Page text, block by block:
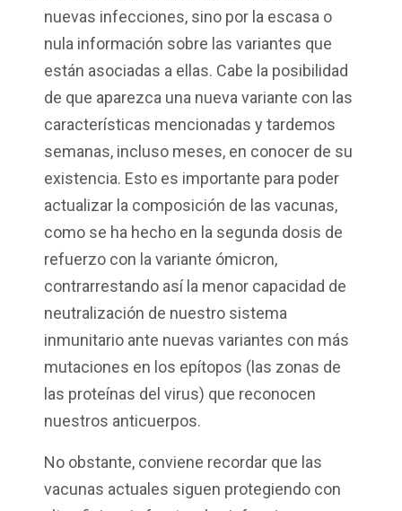
nuevas infecciones, sino por la escasa o
nula información sobre las variantes que
están asociadas a ellas. Cabe la posibilidad
de que aparezca una nueva variante con las
características mencionadas y tardemos
semanas, incluso meses, en conocer de su
existencia. Esto es importante para poder
actualizar la composición de las vacunas,
como se ha hecho en la segunda dosis de
refuerzo con la variante ómicron,
contrarrestando así la menor capacidad de
neutralización de nuestro sistema
inmunitario ante nuevas variantes con más
mutaciones en los epítopos (las zonas de
las proteínas del virus) que reconocen
nuestros anticuerpos.
No obstante, conviene recordar que las
vacunas actuales siguen protegiendo con